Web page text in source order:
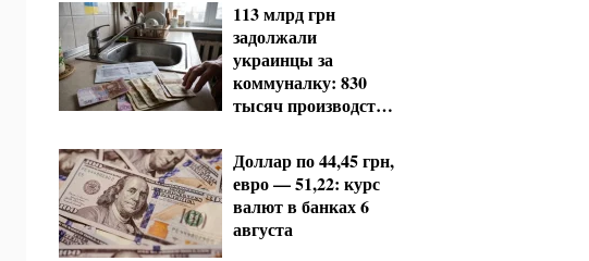
113 млрд грн
задолжали
украинцы за
коммуналку: 830
тысяч производств
должников
Доллар по 44,45 грн,
евро — 51,22: курс
валют в банках 6
августа